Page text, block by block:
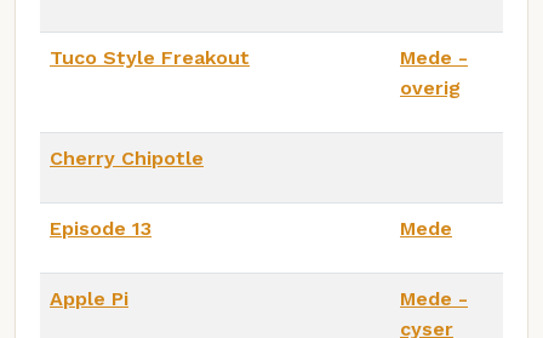
Tuco Style Freakout
Mede -
overig
Cherry Chipotle
Episode 13 Mede
Apple Pi
Mede -
cyser